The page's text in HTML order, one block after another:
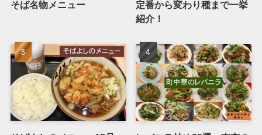
そば名物メニュー
定番から変わり種まで一挙
紹介！